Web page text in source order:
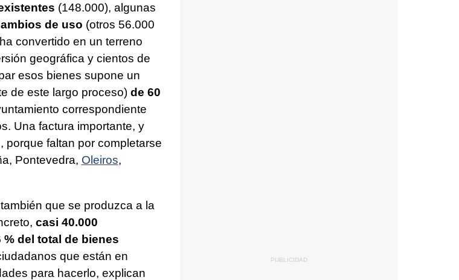
(148.000), algunas
de uso (otros 56.000
convertido en un terreno
geográfica y cientos de
esos bienes supone un
de este largo proceso) de 60
correspondiente
Una factura importante, y
porque faltan por completarse
Pontevedra, Oleiros,
que se produzca a la
casi 40.000
del total de bienes
que están en
para hacerlo, explican